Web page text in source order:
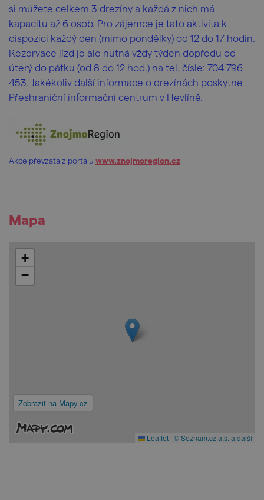
si můžete celkem 3 drezíny a každá z nich má
kapacitu až 6 osob. Pro zájemce je tato aktivita k
dispozici každý den (mimo pondělky) od 12 do 17 hodin.
Rezervace jízd je ale nutná vždy týden dopředu od
úterý do pátku (od 8 do 12 hod.) na tel. čísle: 704 796
453. Jakékoliv další informace o drezínách poskytne
Přeshraniční informační centrum v Hevlíně.
Akce převzata z portálu www.znojmoregion.cz
Mapa
Zobrazit na Mapy.cz
+
−
Leaflet | © Seznam.cz a.s. a další